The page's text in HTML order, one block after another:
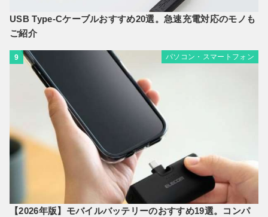
USB Type-Cケーブルおすすめ20選。急速充電対応のモノも
ご紹介
9 パソコン・スマートフォン
【2026年版】モバイルバッテリーのおすすめ19選。コンパ